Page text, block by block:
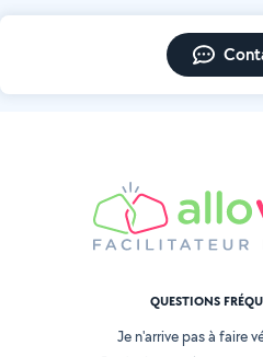
QUESTIONS
Je n'arrive pas à faire